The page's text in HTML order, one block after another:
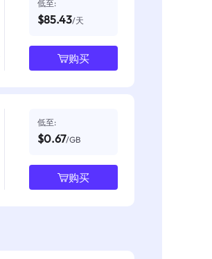
低至:
$85.43/天
购买
低至:
$0.67/GB
购买